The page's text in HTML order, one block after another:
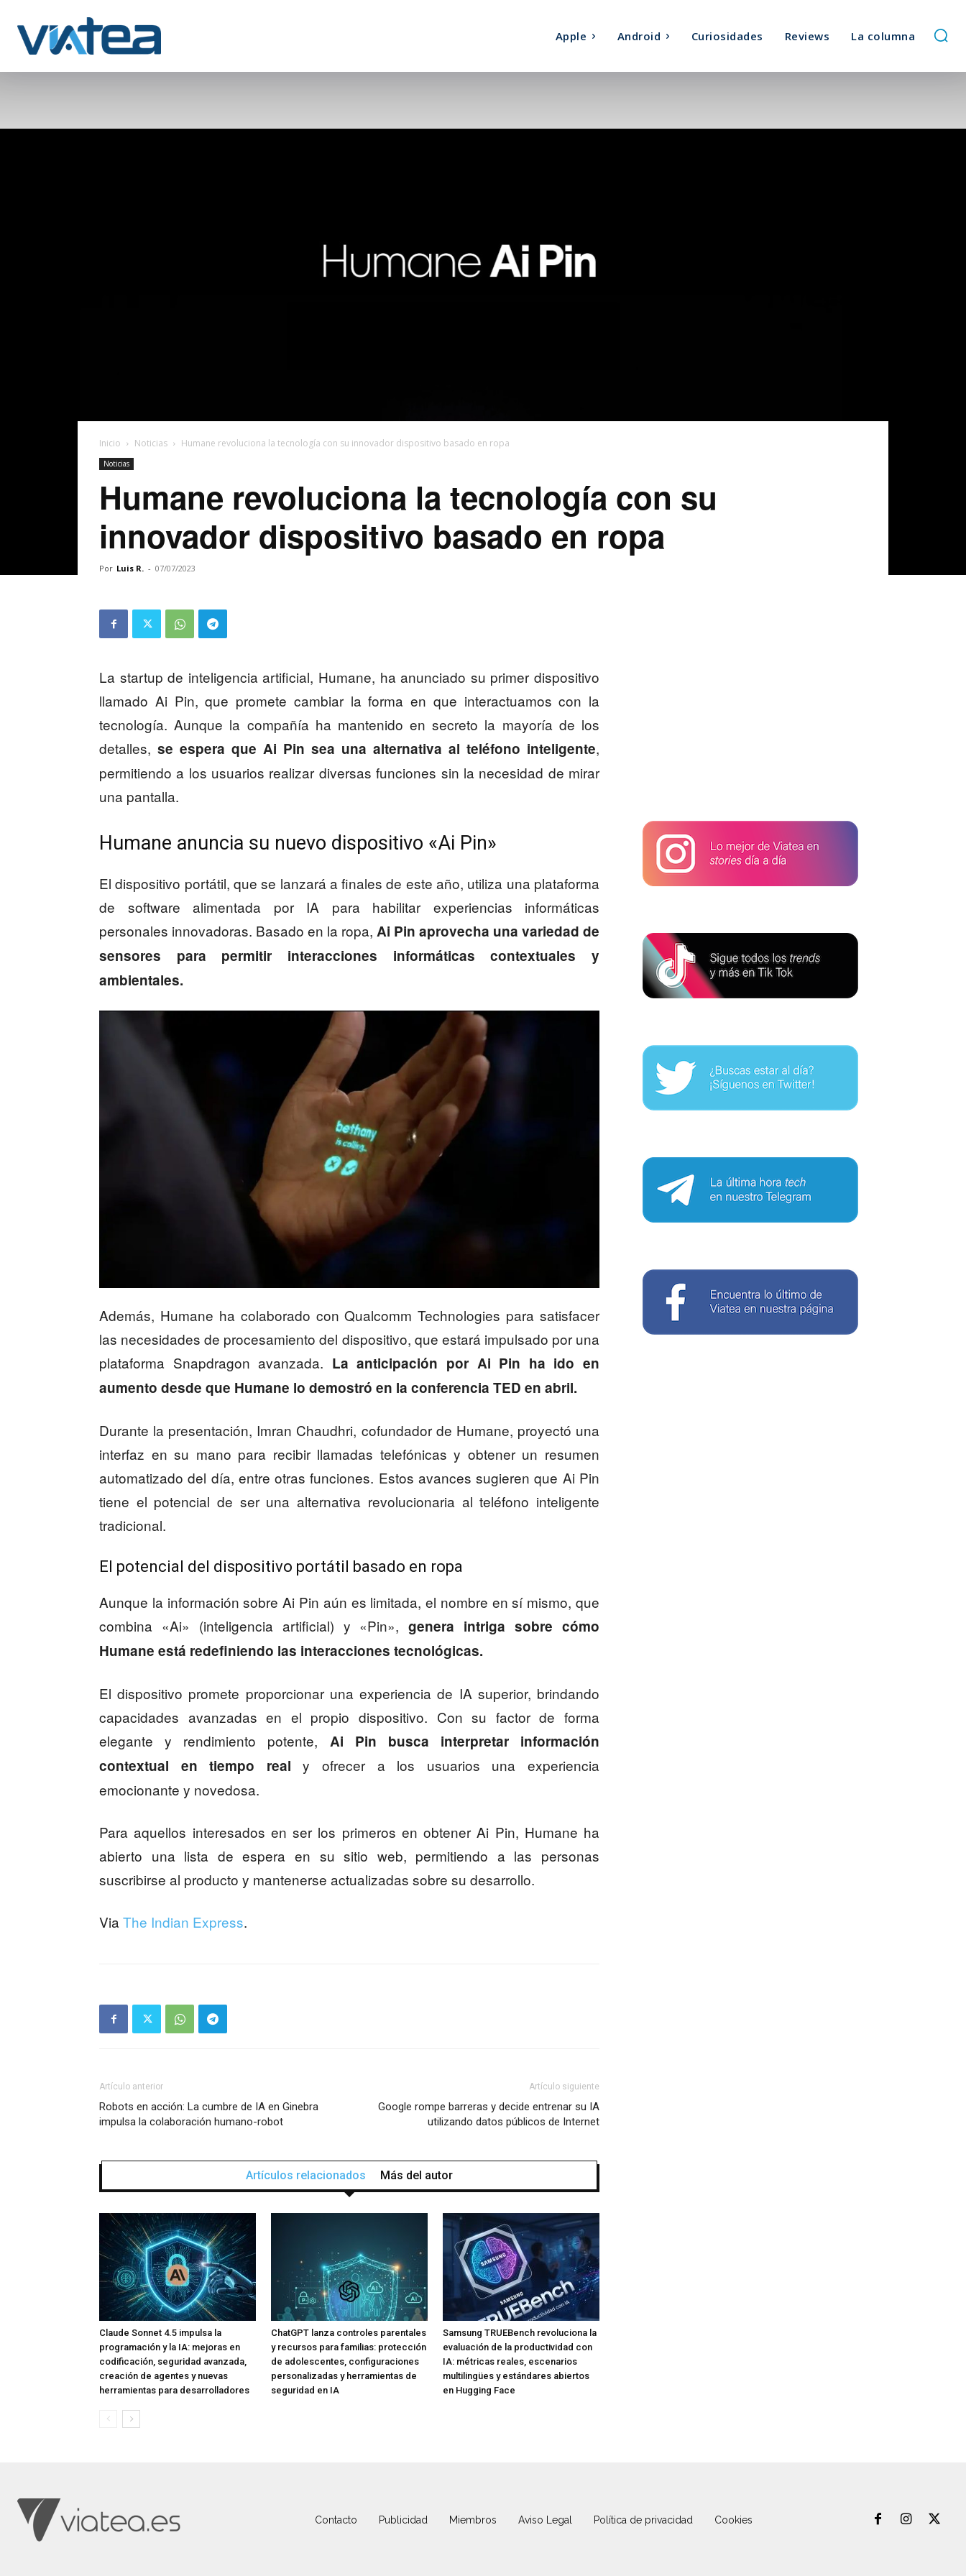
Apple Android Curiosidades Reviews La columna
Inicio Noticias Humane revoluciona la tecnología con su innovador dispositivo basado en ropa
Noticias
Humane revoluciona la tecnología con su
innovador dispositivo basado en ropa
Por Luis R. - 07/07/2023
La startup de inteligencia artificial, Humane, ha anunciado su primer dispositivo
llamado Ai Pin, que promete cambiar la forma en que interactuamos con la
tecnología. Aunque la compañía ha mantenido en secreto la mayoría de los
detalles, se espera que Ai Pin sea una alternativa al teléfono inteligente,
permitiendo a los usuarios realizar diversas funciones sin la necesidad de mirar
una pantalla.
Humane anuncia su nuevo dispositivo «Ai Pin»
El dispositivo portátil, que se lanzará a finales de este año, utiliza una plataforma
de software alimentada por IA para habilitar experiencias informáticas
personales innovadoras. Basado en la ropa, Ai Pin aprovecha una variedad de
sensores para permitir interacciones informáticas contextuales y
ambientales.
Además, Humane ha colaborado con Qualcomm Technologies para satisfacer
las necesidades de procesamiento del dispositivo, que estará impulsado por una
plataforma Snapdragon avanzada. La anticipación por Ai Pin ha ido en
aumento desde que Humane lo demostró en la conferencia TED en abril.
Durante la presentación, Imran Chaudhri, cofundador de Humane, proyectó una
interfaz en su mano para recibir llamadas telefónicas y obtener un resumen
automatizado del día, entre otras funciones. Estos avances sugieren que Ai Pin
tiene el potencial de ser una alternativa revolucionaria al teléfono inteligente
tradicional.
El potencial del dispositivo portátil basado en ropa
Aunque la información sobre Ai Pin aún es limitada, el nombre en sí mismo, que
combina «Ai» (inteligencia artificial) y «Pin»,genera intriga sobre cómo
Humane está redefiniendo las interacciones tecnológicas.
El dispositivo promete proporcionar una experiencia de IA superior, brindando
capacidades avanzadas en el propio dispositivo. Con su factor de forma
elegante y rendimiento potente, Ai Pin busca interpretar información
contextual en tiempo real y ofrecer a los usuarios una experiencia
emocionante y novedosa.
Para aquellos interesados en ser los primeros en obtener Ai Pin, Humane ha
abierto una lista de espera en su sitio web, permitiendo a las personas
suscribirse al producto y mantenerse actualizadas sobre su desarrollo.
Via The Indian Express.
Artículo anterior
Robots en acción: La cumbre de IA en Ginebra
impulsa la colaboración humano-robot
Artículo siguiente
Google rompe barreras y decide entrenar su IA
utilizando datos públicos de Internet
Artículos relacionados Más del autor
Claude Sonnet 4.5 impulsa la
programación y la IA: mejoras en
codificación, seguridad avanzada,
creación de agentes y nuevas
herramientas para desarrolladores
ChatGPT lanza controles parentales
y recursos para familias: protección
de adolescentes, configuraciones
personalizadas y herramientas de
seguridad en IA
Samsung TRUEBench revoluciona la
evaluación de la productividad con
IA: métricas reales, escenarios
multilingües y estándares abiertos
en Hugging Face
Contacto Publicidad Miembros Aviso Legal Política de privacidad Cookies